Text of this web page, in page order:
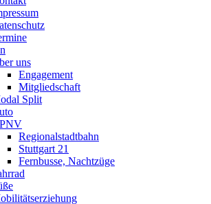
uns
Engagement
Mitgliedschaft
Split
Regionalstadtbahn
Stuttgart 21
Fernbusse, Nachtzüge